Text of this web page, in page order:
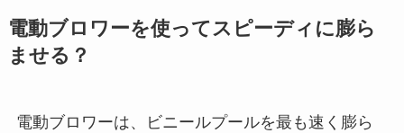
電動ブロワーを使ってスピーディに膨ら
ませる？
電動ブロワーは、ビニールプールを最も速く膨ら